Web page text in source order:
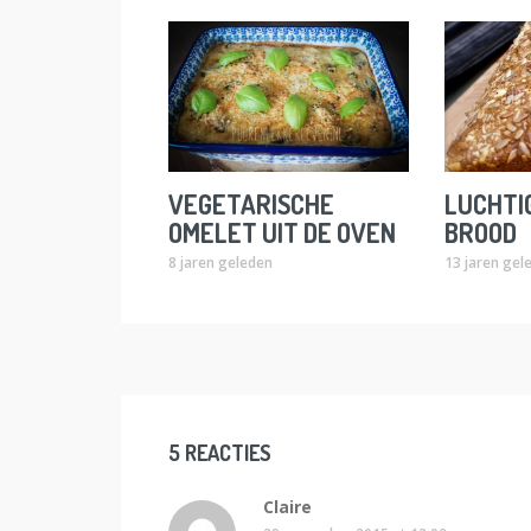
VEGETARISCHE
OMELET UIT DE OVEN
8 jaren geleden
BROOD
13 jaren
5 REACTIES
Claire